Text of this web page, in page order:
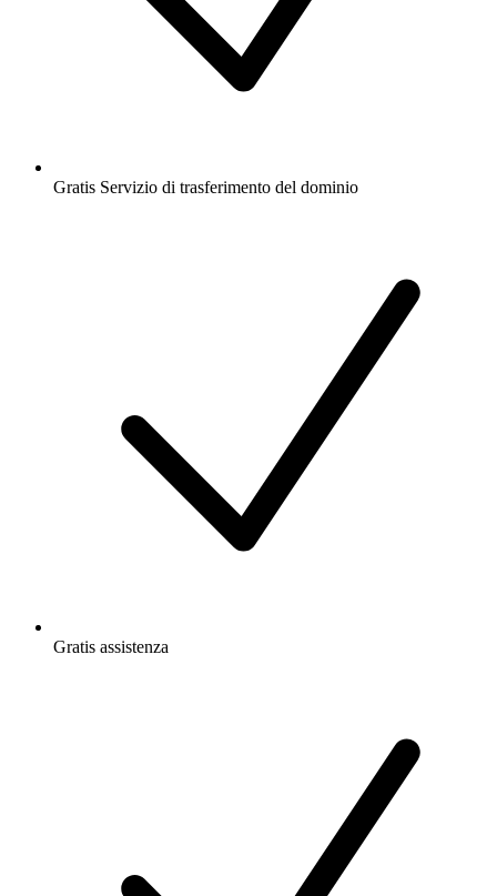
Gratis Servizio di trasferimento del dominio
Gratis assistenza